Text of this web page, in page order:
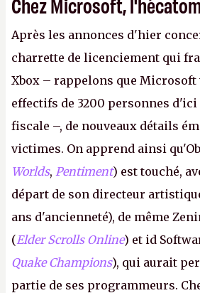
Après les annonces d'hier
charrette de licenciement qui
Xbox – rappelons que Microsoft
effectifs de 3200 personnes d'ici
fiscale –, de nouveaux détails
victimes. On apprend ainsi
Worlds, Pentiment) est touché,
départ de son directeur
ans d'ancienneté), de même
(Elder Scrolls Online) et id
Quake Champions), qui aurait
partie de ses programmeurs.